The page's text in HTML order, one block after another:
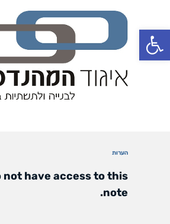
פתח סרגל נגישות
הערות
not have access to this
note.